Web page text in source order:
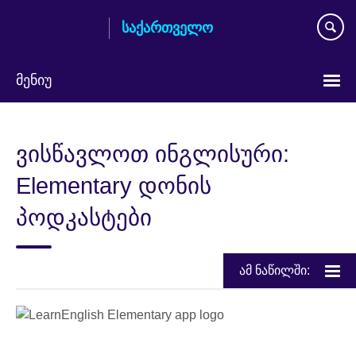
საქართველო
მენიუ
ვისწავლოთ ინგლისური:
Elementary დონის
პოდკასტები
ამ ნაწილში: